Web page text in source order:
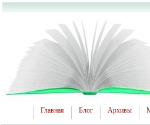
Главная Блог Архивы